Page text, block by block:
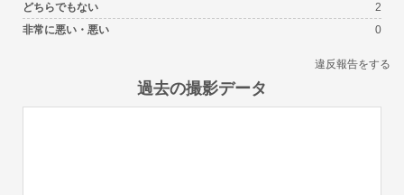
どちらでもない
2
非常に悪い・悪い
0
違反報告をする
過去の撮影データ